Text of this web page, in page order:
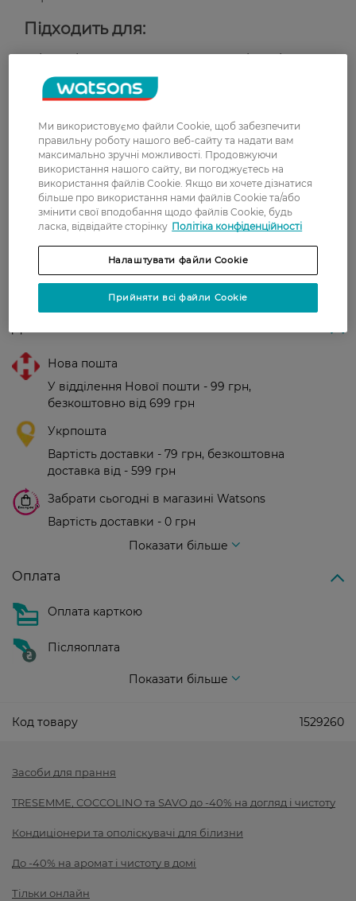
Підходить для:
дитячі речі.
Щоденного догляду за білизною.
Країна-виробник: Угорщина
*На основі рекомендованого дозування.
Рейтинг та відгуки
0
З 0 відгуків
0 відгуків
Нова пошта
У відділення Нової пошти - 99 грн,
безкоштовно від 699 грн
Укрпошта
Вартість доставки - 79 грн, безкоштовна
доставка від - 599 грн
Забрати сьогодні в магазині Watsons
Вартість доставки - 0 грн
Показати більше
Оплата
Оплата карткою
Післяоплата
Показати більше
Код товару 1529260
Засоби для прання
TRESEMME, COCCOLINO та SAVO до -40% на догляд і чистоту
Кондиціонери та ополіскувачі для білизни
До -40% на аромат і чистоту в домі
Тільки онлайн
Ми використовуємо файли Cookie, щоб забезпечити
правильну роботу нашого веб-сайту та надати вам
максимально зручні можливості. Продовжуючи
використання нашого сайту, ви погоджуєтесь на
використання файлів Cookie. Якщо ви хочете дізнатися
більше про використання нами файлів Cookie та/або
змінити свої вподобання щодо файлів Cookie, будь
ласка, відвідайте сторінку Політіка конфіденційності
Налаштувати файли Cookie
Прийняти всі файли Cookie